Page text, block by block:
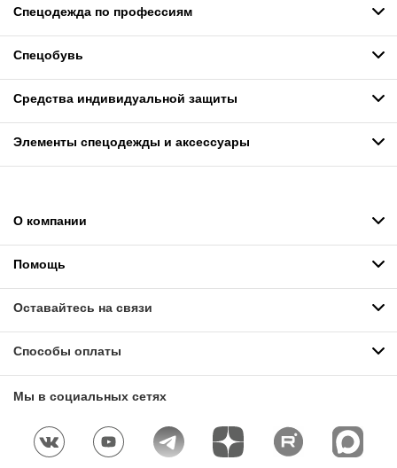
Спецодежда по профессиям
Спецобувь
Средства индивидуальной защиты
Элементы спецодежды и аксессуары
О компании
Помощь
Оставайтесь на связи
Способы оплаты
Мы в социальных сетях